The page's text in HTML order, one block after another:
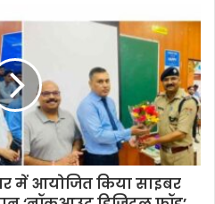
में आयोजित किया साइबर